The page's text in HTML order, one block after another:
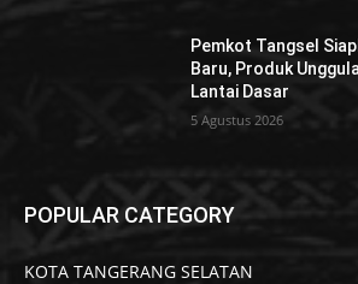
Pemkot Tangsel
Baru, Produk
Lantai Dasar
5 Agustus 2026
POPULAR CATEGORY
KOTA TANGERANG SELATAN